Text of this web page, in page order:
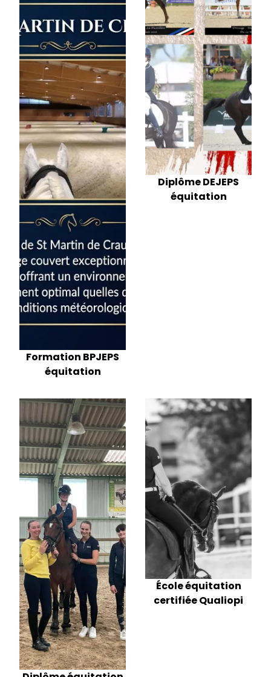
Formation BPJEPS
équitation
Diplôme DEJEPS
équitation
École équitation
certifiée Qualiopi